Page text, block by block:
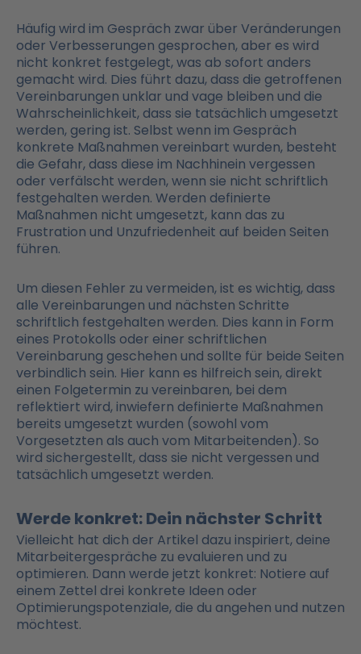
Häufig wird im Gespräch zwar über Veränderungen
oder Verbesserungen gesprochen, aber es wird
nicht konkret festgelegt, was ab sofort anders
gemacht wird. Dies führt dazu, dass die getroffenen
Vereinbarungen unklar und vage bleiben und die
Wahrscheinlichkeit, dass sie tatsächlich umgesetzt
werden, gering ist. Selbst wenn im Gespräch
konkrete Maßnahmen vereinbart wurden, besteht
die Gefahr, dass diese im Nachhinein vergessen
oder verfälscht werden, wenn sie nicht schriftlich
festgehalten werden. Werden definierte
Maßnahmen nicht umgesetzt, kann das zu
Frustration und Unzufriedenheit auf beiden Seiten
führen.
Um diesen Fehler zu vermeiden, ist es wichtig, dass
alle Vereinbarungen und nächsten Schritte
schriftlich festgehalten werden. Dies kann in Form
eines Protokolls oder einer schriftlichen
Vereinbarung geschehen und sollte für beide Seiten
verbindlich sein. Hier kann es hilfreich sein, direkt
einen Folgetermin zu vereinbaren, bei dem
reflektiert wird, inwiefern definierte Maßnahmen
bereits umgesetzt wurden (sowohl vom
Vorgesetzten als auch vom Mitarbeitenden). So
wird sichergestellt, dass sie nicht vergessen und
tatsächlich umgesetzt werden.
Werde konkret: Dein nächster Schritt
Vielleicht hat dich der Artikel dazu inspiriert, deine
Mitarbeitergespräche zu evaluieren und zu
optimieren. Dann werde jetzt konkret: Notiere auf
einem Zettel drei konkrete Ideen oder
Optimierungspotenziale, die du angehen und nutzen
möchtest.